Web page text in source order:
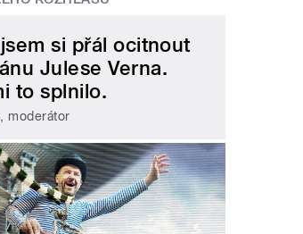
si přál ocitnout
Julese Verna.
to splnilo.
moderátor